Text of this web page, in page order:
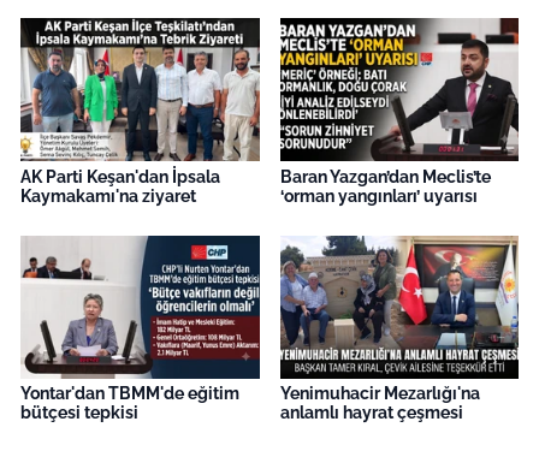
AK Parti Keşan'dan İpsala
Kaymakamı'na ziyaret
Baran Yazgan’dan Meclis’te
‘orman yangınları’ uyarısı
Yontar'dan TBMM'de eğitim
bütçesi tepkisi
Yenimuhacir Mezarlığı'na
anlamlı hayrat çeşmesi